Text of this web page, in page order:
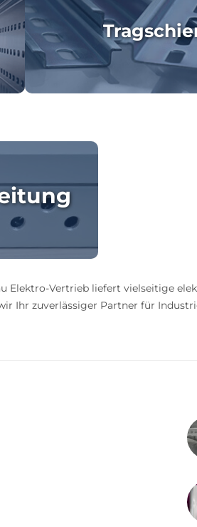
Elektro-Vertrieb liefert vielseitige
Ihr zuverlässiger Partner für